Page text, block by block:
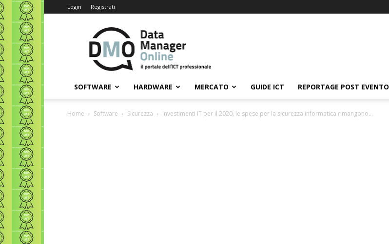
Login Registrati
Data
Manager
Online
SOFTWARE HARDWARE MERCATO GUIDE ICT REPORTAGE POST EVENTO
Home Software Sicurezza Investimenti IT per il 2020, le spese per la sicurezza informatica rimangono...